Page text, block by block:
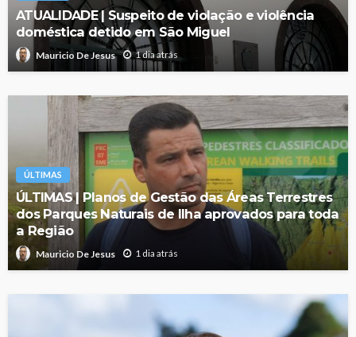
ATUALIDADE | Suspeito de violação e violência
doméstica detido em São Miguel
Mauricio De Jesus 1 dia atrás
ÚLTIMAS
ÚLTIMAS | Planos de Gestão das Áreas Terrestres
dos Parques Naturais de Ilha aprovados para toda
a Região
Mauricio De Jesus 1 dia atrás